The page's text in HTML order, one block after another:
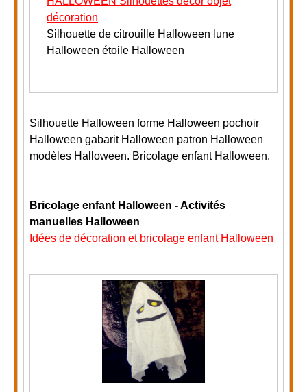
décoration
Silhouette de citrouille Halloween lune
Halloween étoile Halloween
Silhouette Halloween forme Halloween pochoir
Halloween gabarit Halloween patron Halloween
modèles Halloween. Bricolage enfant Halloween.
Bricolage enfant Halloween - Activités
manuelles Halloween
Idées de décoration et bricolage enfant Halloween